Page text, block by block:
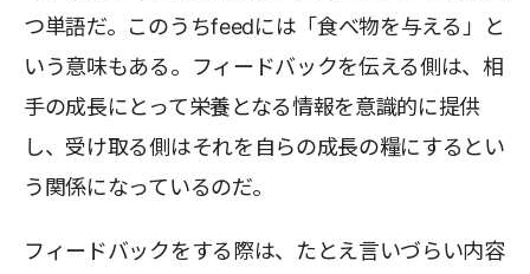
つ単語だ。このうちfeedには「食べ物を与える」と
いう意味もある。フィードバックを伝える側は、相
手の成長にとって栄養となる情報を意識的に提供
し、受け取る側はそれを自らの成長の糧にするとい
う関係になっているのだ。
フィードバックをする際は、たとえ言いづらい内容